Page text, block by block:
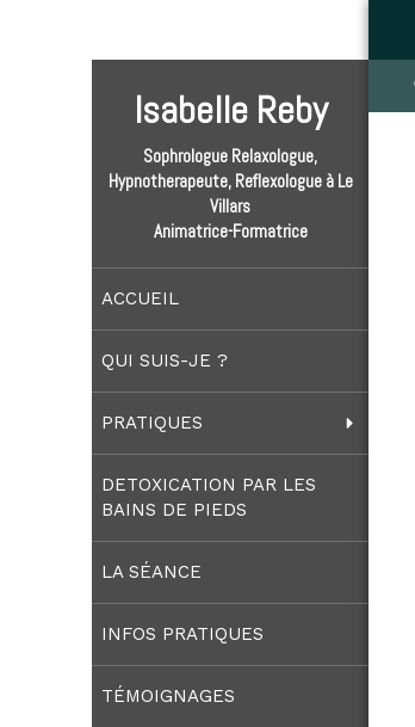
Isabelle Reby
Sophrologue Relaxologue,
Hypnotherapeute, Reflexologue à Le
Villars
Animatrice-Formatrice
ACCUEIL
QUI SUIS-JE ?
PRATIQUES
DETOXICATION PAR LES
BAINS DE PIEDS
LA SÉANCE
INFOS PRATIQUES
TÉMOIGNAGES